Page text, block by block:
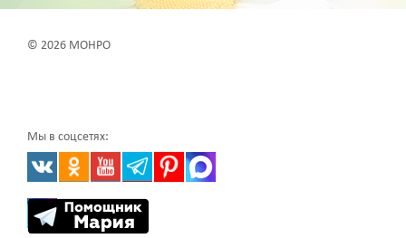
© 2026 МОНРО
Мы в соцсетях: